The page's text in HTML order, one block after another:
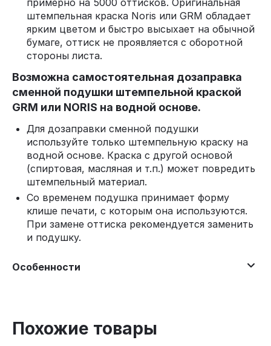
примерно на 5000 оттисков. Оригинальная
штемпельная краска Noris или GRM обладает
ярким цветом и быстро высыхает на обычной
бумаге, оттиск не проявляется с оборотной
стороны листа.
Возможна самостоятельная дозаправка
сменной подушки штемпельной краской
GRM или NORIS на водной основе.
Для дозаправки сменной подушки
используйте только штемпельную краску на
водной основе. Краска с другой основой
(спиртовая, масляная и т.п.) может повредить
штемпельный материал.
Со временем подушка принимает форму
клише печати, с которым она используются.
При замене оттиска рекомендуется заменить
и подушку.
Особенности
Похожие товары